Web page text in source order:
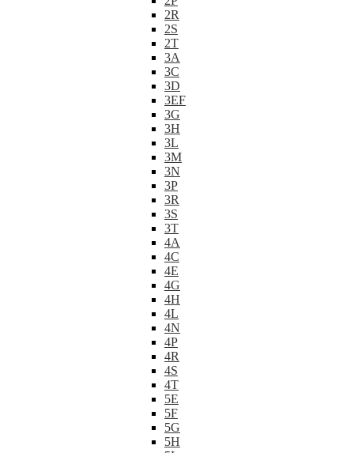
2R
2S
2T
3A
3C
3D
3EF
3G
3H
3L
3M
3N
3P
3R
3S
3T
4A
4C
4E
4G
4H
4L
4N
4P
4R
4S
4T
5E
5F
5G
5H